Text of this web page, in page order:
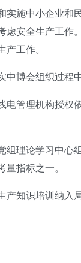
实施中小企业和
虑安全生产工
产工作。
中博会组织过程
电管理机构授权
组理论学习中心
量指标之一。
知识培训纳入